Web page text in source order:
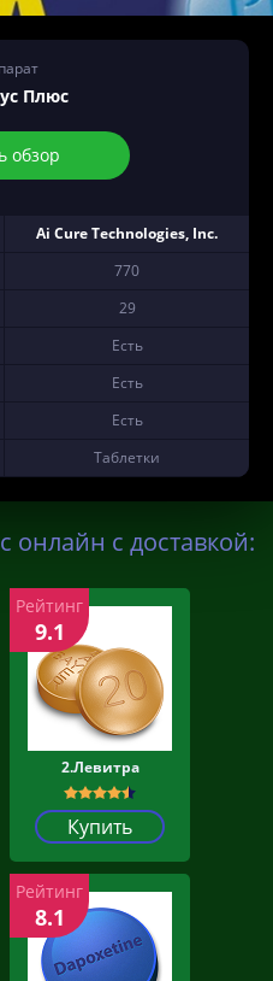
Плюс
обзор
Ai Cure Technologies, Inc.
770
29
Есть
Есть
Есть
Таблетки
онлайн с доставкой:
2.Левитра
Купить
Рейтинг
9.1
Рейтинг
8.1